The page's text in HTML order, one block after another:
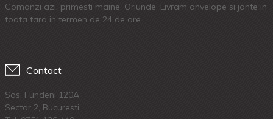
Comanzi azi, primesti maine. Oriunde. Livram anvelope si jante in
toata tara in termen de 24 de ore.
Contact
Sos. Fundeni 120A
Sector 2, Bucuresti